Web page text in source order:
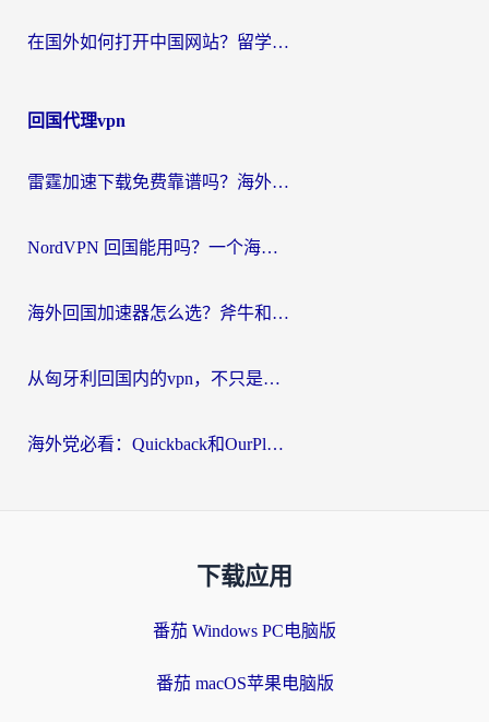
在国外如何打开中国网站？留学生与海外华人的无缝访问指南
回国代理vpn
雷霆加速下载免费靠谱吗？海外党选回国加速器的避坑指南（附热门工具对比）
NordVPN 回国能用吗？一个海外用户必须面对的真实困境
海外回国加速器怎么选？斧牛和海龟哪个好？一篇帮你避开坑的实用指南
从匈牙利回国内的vpn，不只是为了刷剧那么简单
海外党必看：Quickback和OurPlay好用吗？3分钟选对回国加速器，无缝刷剧玩游戏
下载应用
番茄 Windows PC电脑版
番茄 macOS苹果电脑版